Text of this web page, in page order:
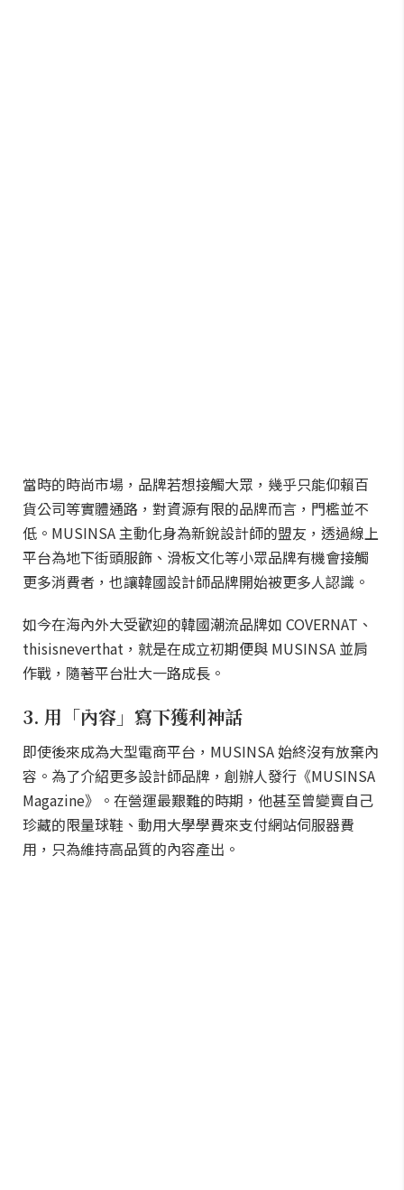
當時的時尚市場，品牌若想接觸大眾，幾乎只能仰賴百
貨公司等實體通路，對資源有限的品牌而言，門檻並不
低。MUSINSA 主動化身為新銳設計師的盟友，透過線上
平台為地下街頭服飾、滑板文化等小眾品牌有機會接觸
更多消費者，也讓韓國設計師品牌開始被更多人認識。
如今在海內外大受歡迎的韓國潮流品牌如 COVERNAT、
thisisneverthat，就是在成立初期便與 MUSINSA 並肩
作戰，隨著平台壯大一路成長。
3. 用「內容」寫下獲利神話
即使後來成為大型電商平台，MUSINSA 始終沒有放棄內
容。為了介紹更多設計師品牌，創辦人發行《MUSINSA
Magazine》。在營運最艱難的時期，他甚至曾變賣自己
珍藏的限量球鞋、動用大學學費來支付網站伺服器費
用，只為維持高品質的內容產出。